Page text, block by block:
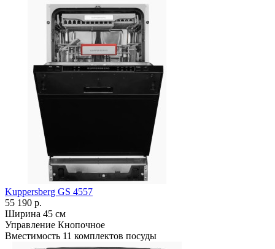
Kuppersberg GS 4557
55 190 р.
Ширина 45 см
Управление Кнопочное
Вместимость 11 комплектов посуды